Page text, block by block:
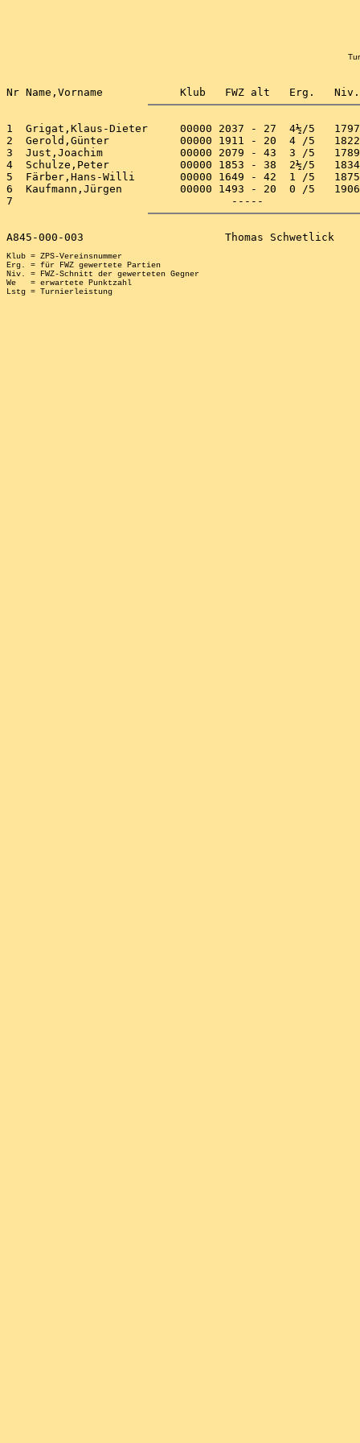
1  Grigat,Klaus-Dieter     00000 2037 - 27  4½/5
2  Gerold,Günter           00000 1911 - 20  4 /5   1822
3  Just,Joachim            00000 2079 - 43  3 /5   1789
4  Schulze,Peter           00000 1853 - 38  2½/5
5  Färber,Hans-Willi       00000 1649 - 42  1 /5
6  Kaufmann,Jürgen         00000 1493 - 20  0 /5
Klub = ZPS-Vereinsnummer
Erg. = für FWZ gewertete Partien
Niv. = FWZ-Schnitt der gewerteten Gegner
We   = erwartete Punktzahl